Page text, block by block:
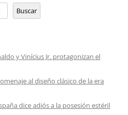
Buscar
y Vinícius Jr. protagonizan el
al diseño clásico de la era
dice adiós a la posesión estéril